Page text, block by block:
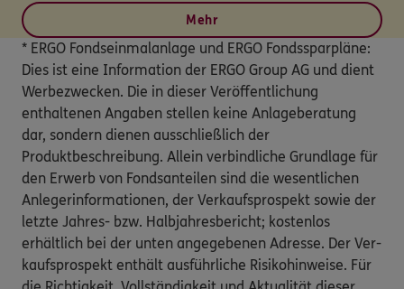
Mehr
* ERGO Fondseinmalanlage und ERGO Fondssparpläne:
Dies ist eine Information der ERGO Group AG und dient
Werbezwecken. Die in dieser Veröffentlichung
enthaltenen Angaben stellen keine Anlageberatung
dar, sondern dienen ausschließlich der
Produktbeschreibung. Allein verbindliche Grundlage für
den Erwerb von Fondsanteilen sind die wesentlichen
Anlegerinformationen, der Verkaufsprospekt sowie der
letzte Jahres- bzw. Halbjahresbericht; kostenlos
erhältlich bei der unten angegebenen Adresse. Der Ver-
kaufsprospekt enthält ausführliche Risikohinweise. Für